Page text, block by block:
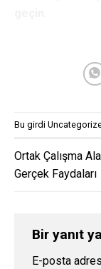
Bu girdi
Ortak Çalışma
Gerçek Faydaları
Bir yanıt
E-posta